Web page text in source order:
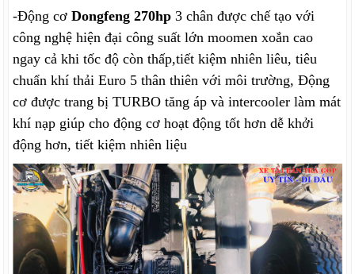
-Động cơDongfeng 270hp 3 chân được chế tạo với
công nghệ hiện đại công suất lớn moomen xoắn cao
ngay cả khi tốc độ còn thấp,tiết kiệm nhiên liêu, tiêu
chuẩn khí thải Euro 5 thân thiên với môi trường, Động
cơ được trang bị TURBO tăng áp và intercooler làm mát
khí nạp giúp cho động cơ hoạt động tốt hơn dễ khởi
động hơn, tiết kiệm nhiên liệu